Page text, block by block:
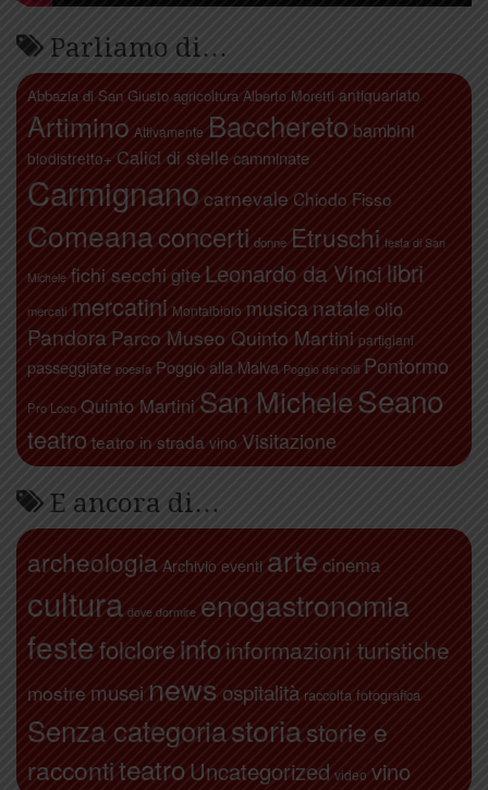
Parliamo di…
Abbazia di San Giusto agricoltura Alberto Moretti antiquariato
Artimino Attivamente Bacchereto bambini
biodistretto+ Calici di stelle camminate
Carmignano carnevale Chiodo Fisso
Comeanaconcerti donne Etruschi festa di San
Michele fichi secchi gite Leonardo da Vinci libri
mercati mercatini Montalbiolo musica natale olio
Pandora Parco Museo Quinto Martini partigiani
passeggiate poesia Poggio alla Malva Poggio dei colli Pontormo
Pro Loco Quinto Martini San MicheleSeano
teatro teatro in strada vino Visitazione
E ancora di…
archeologia Archivio eventi arte cinema
cultura dove dormire enogastronomia
festefolcloreinfo informazioni turistiche
mostre musei news ospitalità raccolta fotografica
Senza categoriastoriastorie e
raccontiteatroUncategorized video vino